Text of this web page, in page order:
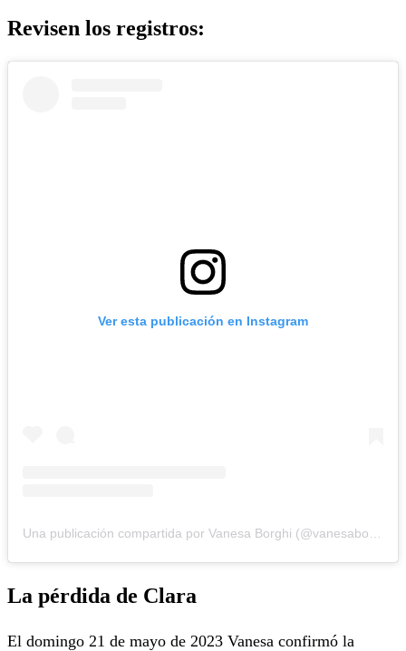
Revisen los registros:
Ver esta publicación en Instagram
Una publicación compartida por Vanesa Borghi (@vanesaborghi)
La pérdida de Clara
El domingo 21 de mayo de 2023 Vanesa confirmó la